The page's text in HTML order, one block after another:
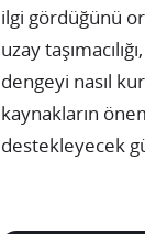
ilgi gördüğünü
uzay
dengeyi nasıl
kaynakların
destekleyecek